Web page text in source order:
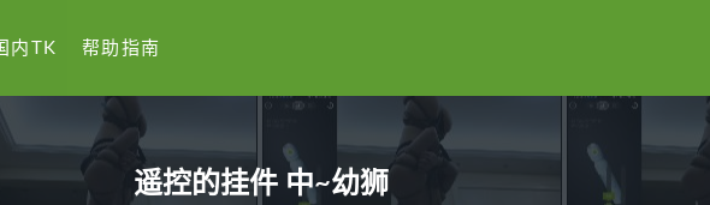
内TK 帮助指南
遥控的挂件 中~幼狮